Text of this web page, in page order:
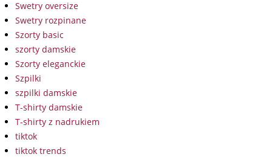
Swetry oversize
Swetry rozpinane
Szorty basic
szorty damskie
Szorty eleganckie
Szpilki
szpilki damskie
T-shirty damskie
T-shirty z nadrukiem
tiktok
tiktok trends